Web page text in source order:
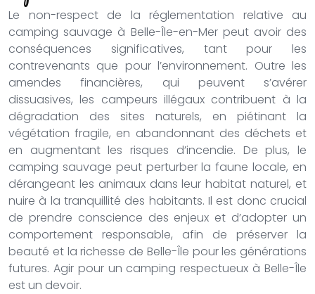
Le non-respect de la réglementation relative au
camping sauvage à Belle-Île-en-Mer peut avoir des
conséquences significatives, tant pour les
contrevenants que pour l’environnement. Outre les
amendes financières, qui peuvent s’avérer
dissuasives, les campeurs illégaux contribuent à la
dégradation des sites naturels, en piétinant la
végétation fragile, en abandonnant des déchets et
en augmentant les risques d’incendie. De plus, le
camping sauvage peut perturber la faune locale, en
dérangeant les animaux dans leur habitat naturel, et
nuire à la tranquillité des habitants. Il est donc crucial
de prendre conscience des enjeux et d’adopter un
comportement responsable, afin de préserver la
beauté et la richesse de Belle-Île pour les générations
futures. Agir pour un camping respectueux à Belle-Île
est un devoir.